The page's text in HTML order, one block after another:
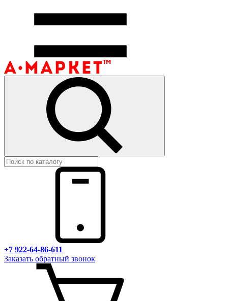
+7 922-64-86-611
Заказать обратный звонок